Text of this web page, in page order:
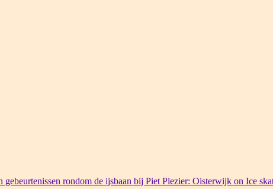
rondom de ijsbaan bij Piet Plezier: Oisterwijk on Ice